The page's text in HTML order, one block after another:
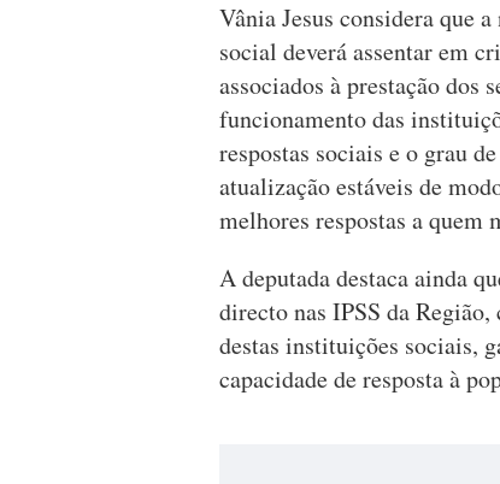
Vânia Jesus considera que
social deverá assentar em
associados à prestação dos
funcionamento das
respostas sociais e o grau
atualização estáveis de
melhores respostas a quem
A deputada destaca ainda
directo nas IPSS da
destas instituições sociais,
capacidade de resposta à